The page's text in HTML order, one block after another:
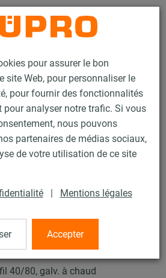
pour assurer le bon
site Web, pour personnaliser le
pour fournir des fonctionnalités
pour analyser notre trafic. Si vous
nous pouvons
partenaires de médias sociaux,
de votre utilisation de ce site
| Mentions légales
Accepter
Contact
Fixation de gaines
fixation de gaines
de charge légère à moyenne)
32 / 63
MPC
40/80, galv. à chaud